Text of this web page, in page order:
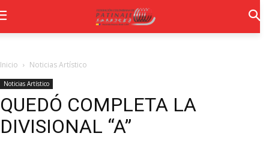
Inicio Noticias Artístico
Noticias Artístico
QUEDÓ COMPLETA LA
DIVISIONAL “A”